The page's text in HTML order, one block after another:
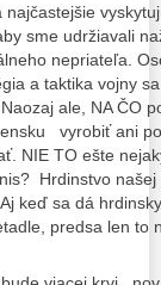
sme udržiavali
nepriateľa.
a taktika vojny
ale, NA ČO
vyrobiť ani
NIE TO ešte
Hrdinstvo našej
keď sa dá
predsa len to